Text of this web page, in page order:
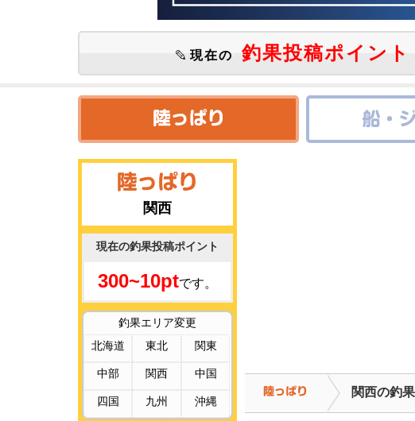
現在の 釣果投稿ポイント
関西
現在の釣果投稿ポイント
300~10ptです。
釣果エリア変更
北海道
東北 関東
中部 関西 中国
四国 九州 沖縄
関西の釣果